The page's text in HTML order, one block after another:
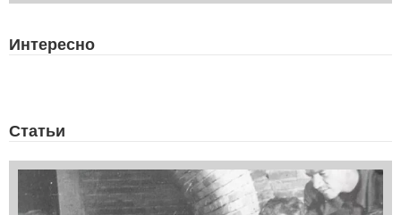
Интересно
Статьи